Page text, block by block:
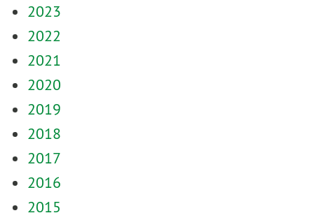
2023
2022
2021
2020
2019
2018
2017
2016
2015